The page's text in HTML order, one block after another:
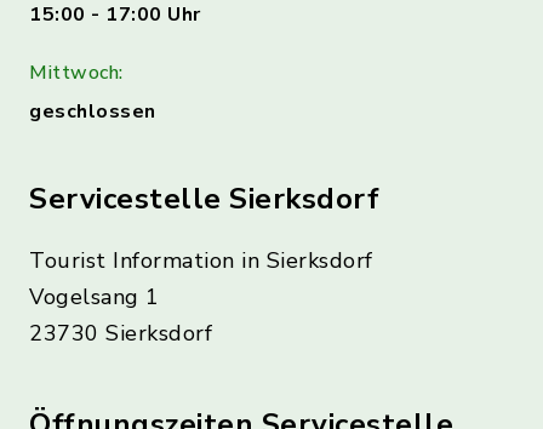
15:00 - 17:00 Uhr
Mittwoch:
geschlossen
Servicestelle Sierksdorf
Tourist Information in Sierksdorf
Vogelsang 1
23730 Sierksdorf